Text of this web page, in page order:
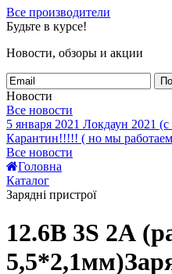
Все производители
Будьте в курсе!
Новости, обзоры и акции
Новости
Все новости
5 января 2021 Локдаун 2021
Карантин!!!!! ( но мы
Все новости
Головна
Каталог
Зарядні пристрої
12.6В 3S 2А